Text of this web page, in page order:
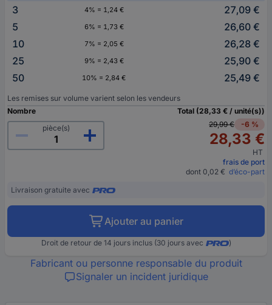
3
4% = 1,24 €
27,09 €
5
6% = 1,73 €
26,60 €
10
7% = 2,05 €
26,28 €
25
9% = 2,43 €
25,90 €
50
10% = 2,84 € 25,49 €
Les remises sur volume varient selon les vendeurs
Nombre
pièce(s)
Total (28,33 € / unité(s))
29,99 €
-6 %
28,33 €
HT
frais de port
dont 0,02 € d’éco-part
Livraison gratuite avec
Ajouter au panier
Droit de retour de 14 jours inclus (30 jours avec )
Fabricant ou personne responsable du produit
Signaler un incident juridique